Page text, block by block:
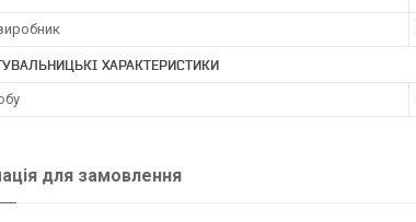
ХАРАКТЕРИСТИКИ
для замовлення